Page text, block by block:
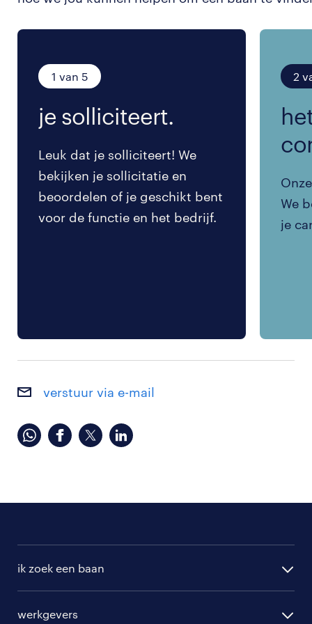
1 van 5
je solliciteert.
Leuk dat je solliciteert! We
bekijken je sollicitatie en
beoordelen of je geschikt bent
voor de functie en het bedrijf.
2
We
je
verstuur via e-mail
ik zoek een baan
werkgevers